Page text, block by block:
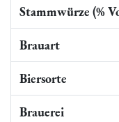
Stammwürze (%
Brauart
Biersorte
Brauerei